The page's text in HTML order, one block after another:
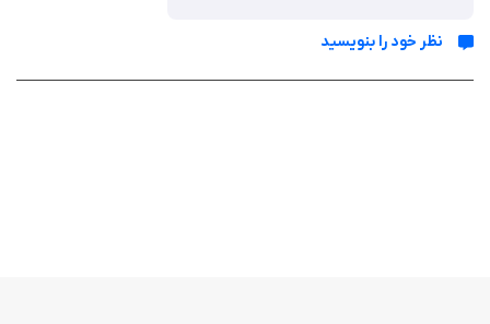
برنامه Photo Collage Lab - photo collage maker, selfie editor & camera
نظر خود را بنویسید